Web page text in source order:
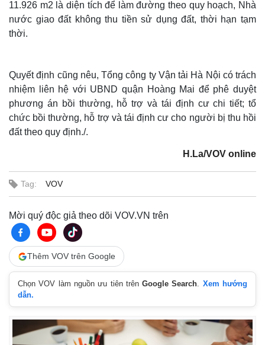
Thế giới
Multimedia
E-Magazine
Infographic
11.926 m2 là diện tích để làm đường theo quy hoạch, Nhà
nước giao đất không thu tiền sử dụng đất, thời hạn tạm
thời.
Quyết định cũng nêu, Tổng công ty Vận tải Hà Nội có trách
nhiệm liên hệ với UBND quận Hoàng Mai để phê duyệt
phương án bồi thường, hỗ trợ và tái định cư chi tiết; tổ
chức bồi thường, hỗ trợ và tái định cư cho người bị thu hồi
đất theo quy định./.
H.La/VOV online
Tag: VOV
Mời quý độc giả theo dõi VOV.VN trên
Thêm VOV trên Google
Chọn VOV làm nguồn ưu tiên trênGoogle Search. Xem hướng
dẫn.